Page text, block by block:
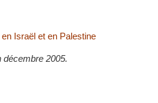
Israël et en Palestine
décembre 2005.